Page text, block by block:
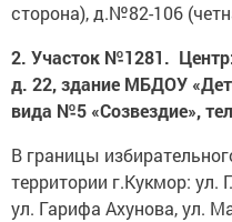
сторона), д.№82-106
2. Участок №1281.
д. 22, здание МБДОУ
вида №5 «Созвездие»,
В границы
территории г.Кукмор: ул.
ул. Гарифа Ахунова, ул.